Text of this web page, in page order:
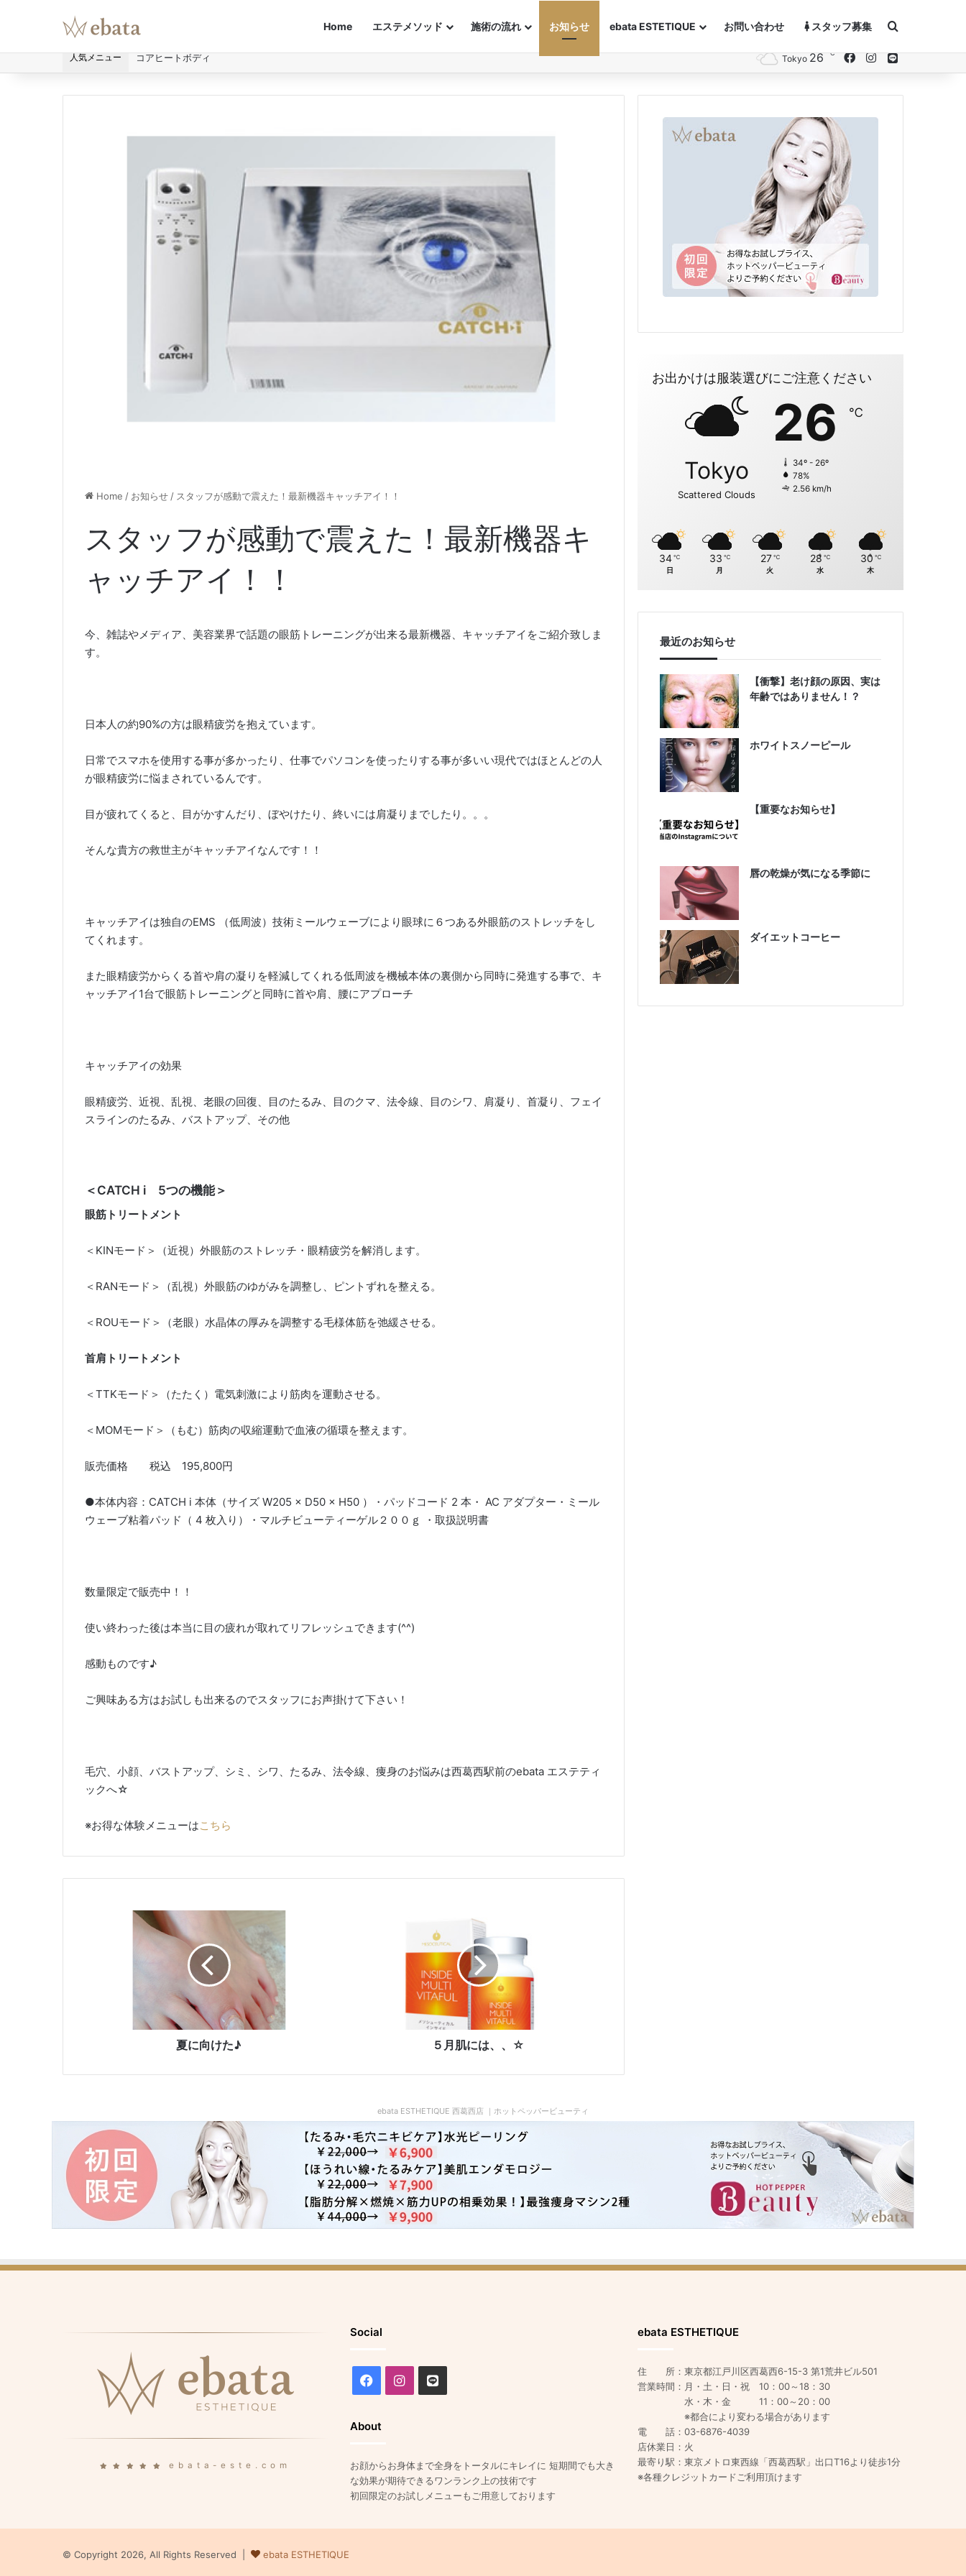
Home エステメソッド 施術の流れ お知らせ ebata ESTETIQUE お問い合わせ スタッフ募集 Search for
人気メニュー コアヒートボディ Tokyo 26℃ FacebookInstagram
Home / お知らせ / スタッフが感動で震えた！最新機器キャッチアイ！！
スタッフが感動で震えた！最新機器キ
ャッチアイ！！
今、雑誌やメディア、美容業界で話題の眼筋トレーニングが出来る最新機器、キャッチアイをご紹介致しま
す。
日本人の約90%の方は眼精疲労を抱えています。
日常でスマホを使用する事が多かったり、仕事でパソコンを使ったりする事が多いい現代ではほとんどの人
が眼精疲労に悩まされているんです。
目が疲れてくると、目がかすんだり、ぼやけたり、終いには肩凝りまでしたり。。。
そんな貴方の救世主がキャッチアイなんです！！
キャッチアイは独自のEMS （低周波）技術ミールウェーブにより眼球に６つある外眼筋のストレッチをし
てくれます。
また眼精疲労からくる首や肩の凝りを軽減してくれる低周波を機械本体の裏側から同時に発進する事で、キ
ャッチアイ1台で眼筋トレーニングと同時に首や肩、腰にアプローチ
キャッチアイの効果
眼精疲労、近視、乱視、老眼の回復、目のたるみ、目のクマ、法令線、目のシワ、肩凝り、首凝り、フェイ
スラインのたるみ、バストアップ、その他
＜CATCH i 5つの機能＞
眼筋トリートメント
＜KINモード＞（近視）外眼筋のストレッチ・眼精疲労を解消します。
＜RANモード＞（乱視）外眼筋のゆがみを調整し、ピントずれを整える。
＜ROUモード＞（老眼）水晶体の厚みを調整する毛様体筋を弛緩させる。
首肩トリートメント
＜TTKモード＞（たたく）電気刺激により筋肉を運動させる。
＜MOMモード＞（もむ）筋肉の収縮運動で血液の循環を整えます。
販売価格 税込 195,800円
●本体内容：CATCH i 本体（サイズ W205 × D50 × H50 ）・パッドコード 2 本・ AC アダプター・ミール
ウェーブ粘着パッド（ 4 枚入り）・マルチビューティーゲル２００ｇ ・取扱説明書
数量限定で販売中！！
使い終わった後は本当に目の疲れが取れてリフレッシュできます(^^)
感動ものです♪
ご興味ある方はお試しも出来るのでスタッフにお声掛けて下さい！
毛穴、小顔、バストアップ、シミ、シワ、たるみ、法令線、痩身のお悩みは西葛西駅前のebata エステティ
ックへ☆
※お得な体験メニューはこちら
夏に向けた♪ ５月肌には、、☆
お出かけは服装選びにご注意ください
Tokyo
Scattered Clouds
26 ℃
34º - 26º
78%
2.56 km/h
34 ℃
日
33 ℃
月
27 ℃
火
28 ℃
水
30 ℃
木
最近のお知らせ
【衝撃】老け顔の原因、実は
年齢ではありません！？
ホワイトスノーピール
【重要なお知らせ】
唇の乾燥が気になる季節に
ダイエットコーヒー
ebata ESTHETIQUE 西葛西店 ｜ホットペッパービューティ
ebata-este.com
Social
FacebookInstagram
Line
About
お顔からお身体まで全身をトータルにキレイに 短期間でも大き
な効果が期待できるワンランク上の技術です
初回限定のお試しメニューもご用意しております
ebata ESTHETIQUE
住 所：東京都江戸川区西葛西6-15-3 第1荒井ビル501
営業時間：月・土・日・祝 10：00～18：30
水・木・金 11：00～20：00
※都合により変わる場合があります
電 話：03-6876-4039
店休業日：火
最寄り駅：東京メトロ東西線「西葛西駅」出口T16より徒歩1分
※各種クレジットカードご利用頂けます
© Copyright 2026, All Rights Reserved | ebata ESTHETIQUE